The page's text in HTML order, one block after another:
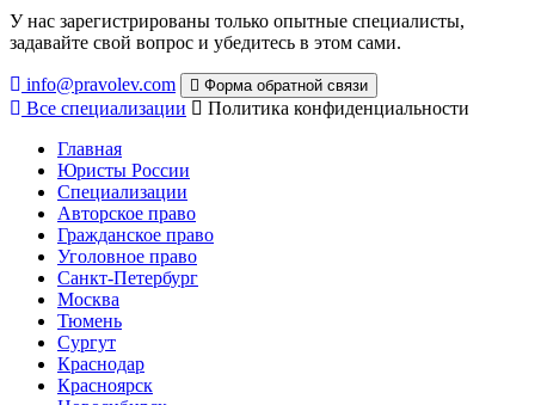
У нас зарегистрированы только опытные специалисты,
задавайте свой вопрос и убедитесь в этом сами.
info@pravolev.com Форма обратной связи
Все специализации
Политика конфиденциальности
Главная
Юристы России
Специализации
Авторское право
Гражданское право
Уголовное право
Санкт-Петербург
Москва
Тюмень
Сургут
Краснодар
Красноярск